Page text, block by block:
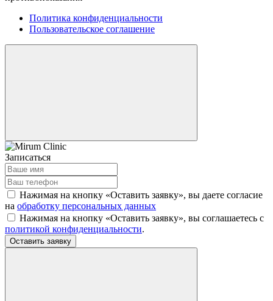
Политика конфиденциальности
Пользовательское соглашение
Записаться
Нажимая на кнопку «Оставить заявку», вы даете согласие
на обработку персональных данных
Нажимая на кнопку «Оставить заявку», вы соглашаетесь c
политикой конфиденциальности.
Оставить заявку